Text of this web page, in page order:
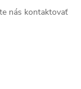
nás kontaktovať